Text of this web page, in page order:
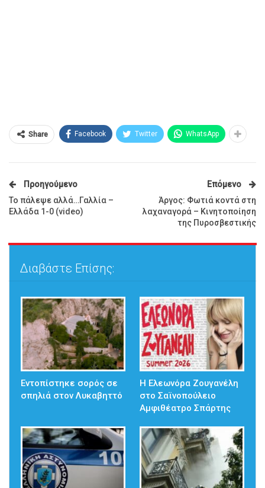
Share Facebook Twitter WhatsApp
Προηγούμενο
Το πάλεψε αλλά…Γαλλία –
Ελλάδα 1-0 (video)
Επόμενο
Άργος: Φωτιά κοντά στη
λαχαναγορά – Κινητοποίηση
της Πυροσβεστικής
Διαβάστε Επίσης:
Εντοπίστηκε σορός σε
σπηλιά στον Λυκαβηττό
Η Ελεωνόρα Ζουγανέλη
στο Σαϊνοπούλειο
Αμφιθέατρο Σπάρτης